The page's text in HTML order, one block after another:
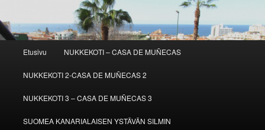
Etusivu NUKKEKOTI – CASA DE MUÑECAS
NUKKEKOTI 2-CASA DE MUÑECAS 2
NUKKEKOTI 3 – CASA DE MUÑECAS 3
SUOMEA KANARIALAISEN YSTÄVÄN SILMIN